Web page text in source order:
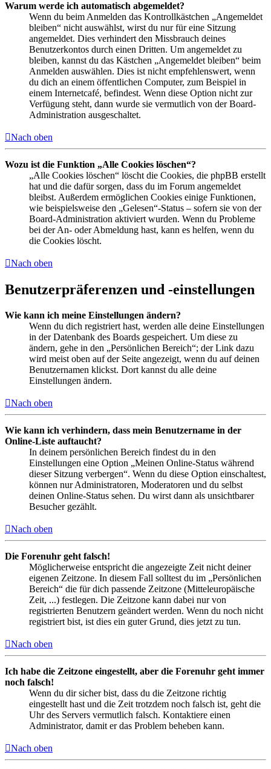
Warum werde ich automatisch abgemeldet?
Wenn du beim Anmelden das Kontrollkästchen „Angemeldet
bleiben“ nicht auswählst, wirst du nur für eine Sitzung
angemeldet. Dies verhindert den Missbrauch deines
Benutzerkontos durch einen Dritten. Um angemeldet zu
bleiben, kannst du das Kästchen „Angemeldet bleiben“ beim
Anmelden auswählen. Dies ist nicht empfehlenswert, wenn
du dich an einem öffentlichen Computer, zum Beispiel in
einem Internetcafé, befindest. Wenn diese Option nicht zur
Verfügung steht, dann wurde sie vermutlich von der Board-
Administration ausgeschaltet.
Nach oben
Wozu ist die Funktion „Alle Cookies löschen“?
„Alle Cookies löschen“ löscht die Cookies, die phpBB erstellt
hat und die dafür sorgen, dass du im Forum angemeldet
bleibst. Außerdem ermöglichen Cookies einige Funktionen,
wie beispielsweise den „Gelesen“-Status – sofern sie von der
Board-Administration aktiviert wurden. Wenn du Probleme
bei der An- oder Abmeldung hast, kann es helfen, wenn du
die Cookies löscht.
Nach oben
Benutzerpräferenzen und -einstellungen
Wie kann ich meine Einstellungen ändern?
Wenn du dich registriert hast, werden alle deine Einstellungen
in der Datenbank des Boards gespeichert. Um diese zu
ändern, gehe in den „Persönlichen Bereich“; der Link dazu
wird meist oben auf der Seite angezeigt, wenn du auf deinen
Benutzernamen klickst. Dort kannst du alle deine
Einstellungen ändern.
Nach oben
Wie kann ich verhindern, dass mein Benutzername in der
Online-Liste auftaucht?
In deinem persönlichen Bereich findest du in den
Einstellungen eine Option „Meinen Online-Status während
dieser Sitzung verbergen“. Wenn du diese Option einschaltest,
können nur Administratoren, Moderatoren und du selbst
deinen Online-Status sehen. Du wirst dann als unsichtbarer
Besucher gezählt.
Nach oben
Die Forenuhr geht falsch!
Möglicherweise entspricht die angezeigte Zeit nicht deiner
eigenen Zeitzone. In diesem Fall solltest du im „Persönlichen
Bereich“ die für dich passende Zeitzone (Mitteleuropäische
Zeit, ...) festlegen. Die Zeitzone kann dabei nur von
registrierten Benutzern geändert werden. Wenn du noch nicht
registriert bist, ist dies ein guter Grund, dies jetzt zu tun.
Nach oben
Ich habe die Zeitzone eingestellt, aber die Forenuhr geht immer
noch falsch!
Wenn du dir sicher bist, dass du die Zeitzone richtig
eingestellt hast und die Zeit trotzdem noch falsch ist, geht die
Uhr des Servers vermutlich falsch. Kontaktiere einen
Administrator, damit er das Problem beheben kann.
Nach oben